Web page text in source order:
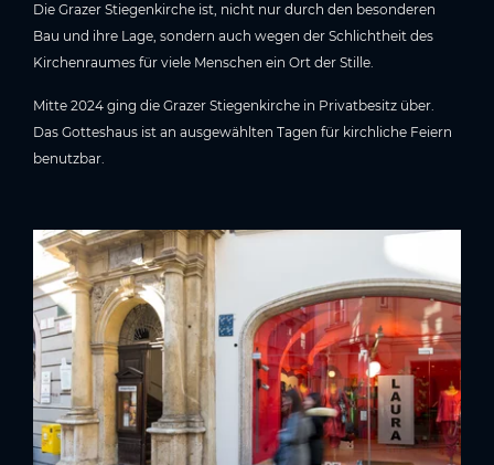
Die Grazer Stiegenkirche ist, nicht nur durch den besonderen
Bau und ihre Lage, sondern auch wegen der Schlichtheit des
Kirchenraumes für viele Menschen ein Ort der Stille.
Mitte 2024 ging die Grazer Stiegenkirche in Privatbesitz über.
Das Gotteshaus ist an ausgewählten Tagen für kirchliche Feiern
benutzbar.